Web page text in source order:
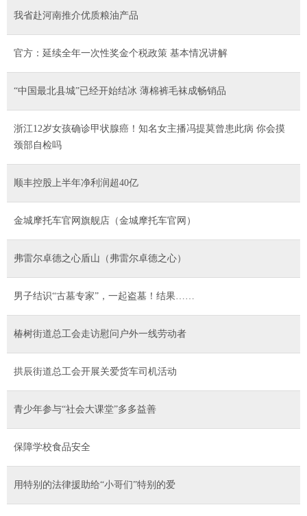
我省赴河南推介优质粮油产品
官方：延续全年一次性奖金个税政策 基本情况讲解
“中国最北县城”已经开始结冰 薄棉裤毛袜成畅销品
浙江12岁女孩确诊甲状腺癌！知名女主播冯提莫曾患此病 你会摸
颈部自检吗
顺丰控股上半年净利润超40亿
金城摩托车官网旗舰店（金城摩托车官网）
弗雷尔卓德之心盾山（弗雷尔卓德之心）
男子结识“古墓专家”，一起盗墓！结果……
椿树街道总工会走访慰问户外一线劳动者
拱辰街道总工会开展关爱货车司机活动
青少年参与“社会大课堂”多多益善
保障学校食品安全
用特别的法律援助给“小哥们”特别的爱